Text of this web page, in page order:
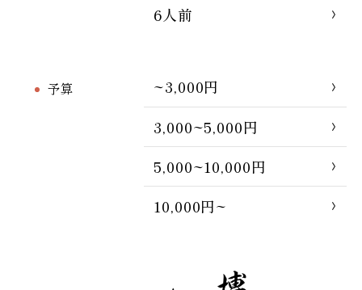
6人前
予算
~3,000円
3,000~5,000円
5,000~10,000円
10,000円~